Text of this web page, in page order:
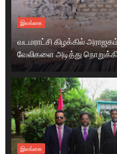
இலங்கை
வடமராட்சி கிழக்கில்
வேலிகளை அடித்து
இலங்கை